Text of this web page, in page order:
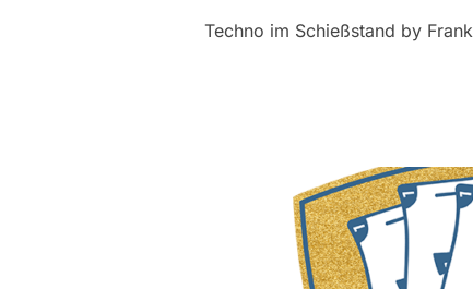
Techno im Schießstand by Frank